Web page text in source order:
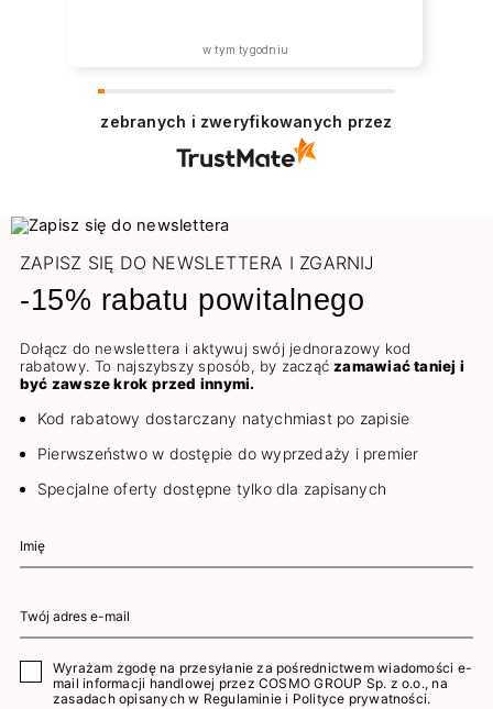
w tym tygodniu
zebranych i zweryfikowanych przez
ZAPISZ SIĘ DO NEWSLETTERA I ZGARNIJ
-15% rabatu powitalnego
Dołącz do newslettera i aktywuj swój jednorazowy kod
rabatowy. To najszybszy sposób, by zacząćzamawiać taniej i
być zawsze krok przed innymi.
Kod rabatowy dostarczany natychmiast po zapisie
Pierwszeństwo w dostępie do wyprzedaży i premier
Specjalne oferty dostępne tylko dla zapisanych
Wyrażam zgodę na przesyłanie za pośrednictwem wiadomości e-
mail informacji handlowej przez COSMO GROUP Sp. z o.o., na
zasadach opisanych w Regulaminie i Polityce prywatności.